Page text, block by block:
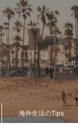
海外生活のTips